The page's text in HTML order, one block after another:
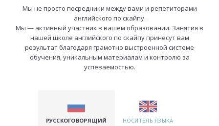
Мы не просто посредники между вами и репетиторами
английского по скайпу.
Мы — активный участник в вашем образовании. Занятия в
нашей школе английского по скайпу принесут вам
результат благодаря грамотно выстроенной системе
обучения, уникальным материалам и контролю за
успеваемостью.
РУССКОГОВОРЯЩИЙ НОСИТЕЛЬ ЯЗЫКА